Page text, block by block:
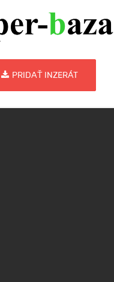
PRIDAŤ INZERÁT